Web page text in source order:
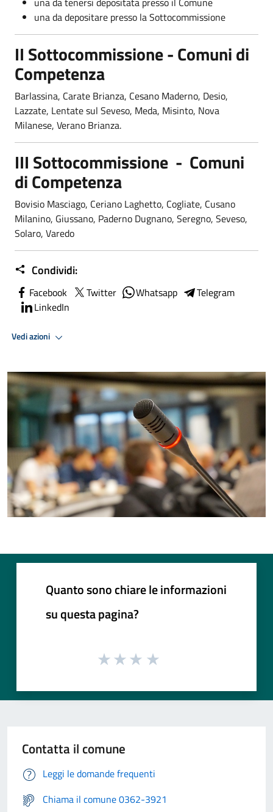
una da depositare presso la Sottocommissione
II Sottocommissione -Comuni di
Competenza
Barlassina, Carate Brianza, Cesano Maderno, Desio,
Lazzate, Lentate sul Seveso, Meda, Misinto, Nova
Milanese, Verano Brianza.
III Sottocommissione - Comuni
di Competenza
Bovisio Masciago, Ceriano Laghetto, Cogliate, Cusano
Milanino, Giussano, Paderno Dugnano, Seregno, Seveso,
Solaro, Varedo
Condividi:
Facebook Twitter Whatsapp
Telegram
LinkedIn
Vedi azioni
Quanto sono chiare le informazioni
su questa pagina?
Contatta il comune
Leggi le domande frequenti
Chiama il comune 0362-3921